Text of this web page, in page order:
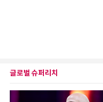
글로벌 슈퍼리치